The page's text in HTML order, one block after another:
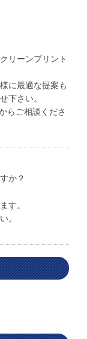
リーンプリント
に最適な提案も
下さい。
らご相談くださ
か？
す。
。